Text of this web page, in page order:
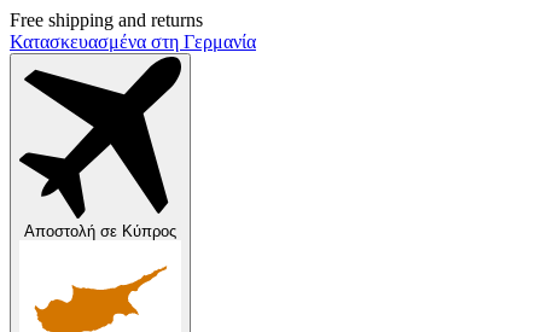
Free shipping and returns
Κατασκευασμένα στη Γερμανία
Αποστολή σε Κύπρος